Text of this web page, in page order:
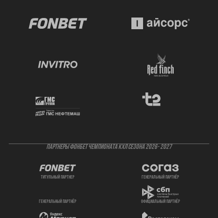
ПАРТНЕРЫ ФОНБЕТ ЧЕМПИОНАТА КХЛ СЕЗОНА 2026- 2027
титульный партнер генеральный партнёр
генеральный партнёр официальный партнёр